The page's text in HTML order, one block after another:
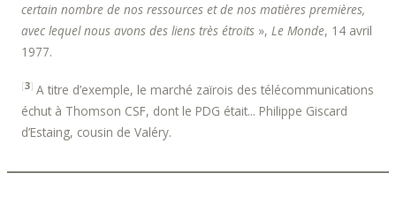
certain nombre de nos ressources et de nos matières premières,
avec lequel nous avons des liens très étroits », Le Monde, 14 avril
1977.
[3] A titre d’exemple, le marché zaïrois des télécommunications
échut à Thomson CSF, dont le PDG était... Philippe Giscard
d’Estaing, cousin de Valéry.